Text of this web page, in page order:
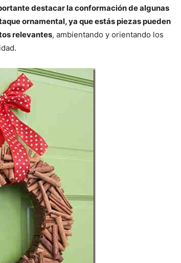
a
r
t
i
a
r
t
i
destacar la conformación de algunas
ornamental, ya que estás piezas pueden
relevantes, ambientando y orientando los